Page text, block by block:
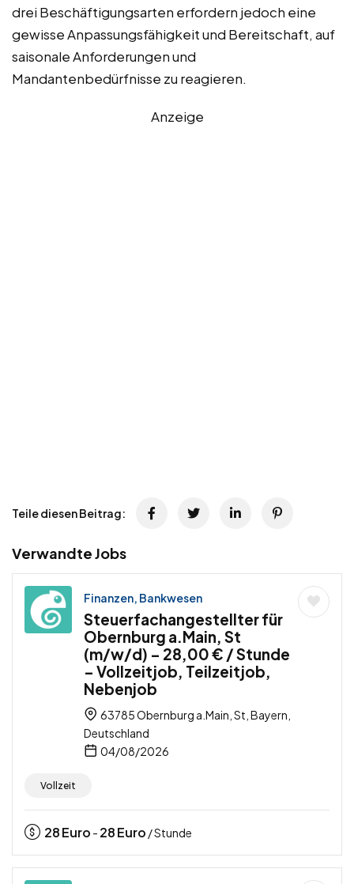
drei Beschäftigungsarten erfordern jedoch eine
gewisse Anpassungsfähigkeit und Bereitschaft, auf
saisonale Anforderungen und
Mandantenbedürfnisse zu reagieren.
Anzeige
Teile diesen Beitrag:
Verwandte Jobs
Finanzen, Bankwesen
Steuerfachangestellter für
Obernburg a.Main, St
(m/w/d) – 28,00 € / Stunde
– Vollzeitjob, Teilzeitjob,
Nebenjob
63785 Obernburg a.Main, St, Bayern,
Deutschland
04/08/2026
Vollzeit
28Euro - 28Euro / Stunde